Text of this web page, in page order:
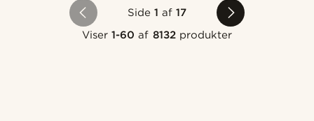
Side 1 af17
Viser1-60 af 8132produkter